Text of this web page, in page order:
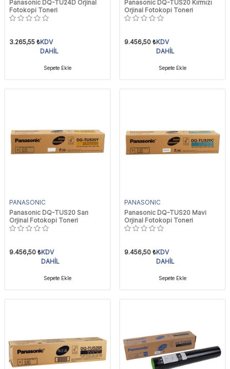
Panasonic DQ-TU24D Orjinal
Fotokopi Toneri
3.265,55 ₺KDV
DAHİL
Sepete Ekle
Panasonic DQ-TUS20 Kırmızı
Orjinal Fotokopi Toneri
9.456,50 ₺KDV
DAHİL
Sepete Ekle
PANASONIC
Panasonic DQ-TUS20 Sarı
Orjinal Fotokopi Toneri
9.456,50 ₺KDV
DAHİL
Sepete Ekle
PANASONIC
Panasonic DQ-TUS20 Mavi
Orjinal Fotokopi Toneri
9.456,50 ₺KDV
DAHİL
Sepete Ekle